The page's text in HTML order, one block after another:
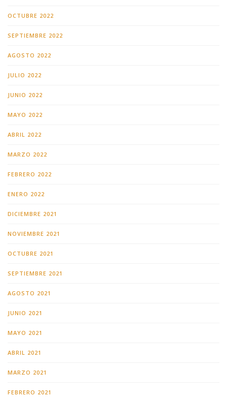
OCTUBRE 2022
SEPTIEMBRE 2022
AGOSTO 2022
JULIO 2022
JUNIO 2022
MAYO 2022
ABRIL 2022
MARZO 2022
FEBRERO 2022
ENERO 2022
DICIEMBRE 2021
NOVIEMBRE 2021
OCTUBRE 2021
SEPTIEMBRE 2021
AGOSTO 2021
JUNIO 2021
MAYO 2021
ABRIL 2021
MARZO 2021
FEBRERO 2021